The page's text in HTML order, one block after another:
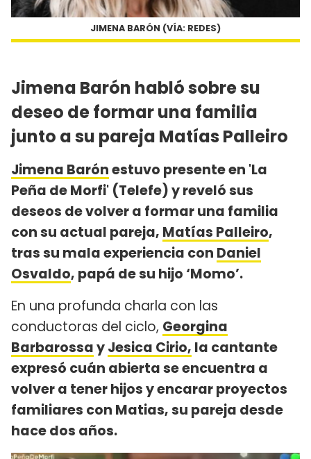
JIMENA BARÓN (VÍA: REDES)
Jimena Barón habló sobre su
deseo de formar una familia
junto a su pareja Matías Palleiro
Jimena Barónestuvo presente en 'La
Peña de Morfi' (Telefe) y reveló sus
deseos de volver a formar una familia
con su actual pareja, Matías Palleiro,
tras su mala experiencia con Daniel
Osvaldo, papá de su hijo ‘Momo’.
En una profunda charla con las
conductoras del ciclo, Georgina
BarbarossayJesica Cirio, la cantante
expresó cuán abierta se encuentra a
volver a tener hijos y encarar proyectos
familiares con Matias, su pareja desde
hace dos años.